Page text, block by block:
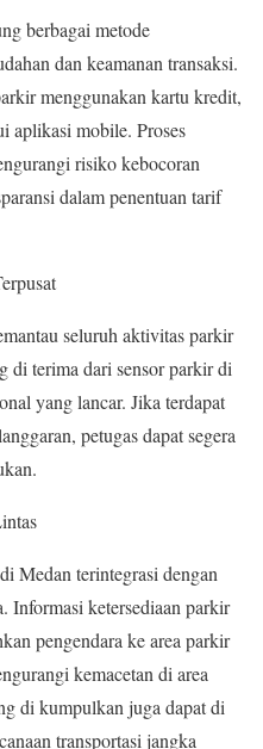
berbagai metode
dan keamanan transaksi.
menggunakan kartu kredit,
aplikasi mobile. Proses
risiko kebocoran
dalam penentuan tarif
seluruh aktivitas parkir
di terima dari sensor parkir di
yang lancar. Jika terdapat
petugas dapat segera
Medan terintegrasi dengan
Informasi ketersediaan parkir
pengendara ke area parkir
kemacetan di area
di kumpulkan juga dapat di
transportasi jangka